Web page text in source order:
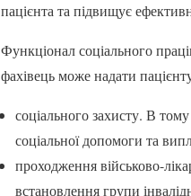
пацієнта та підвищує
Функціонал соціального
фахівець може надати
соціального захисту. В
соціальної допомоги та
проходження військово-
встановлення групи